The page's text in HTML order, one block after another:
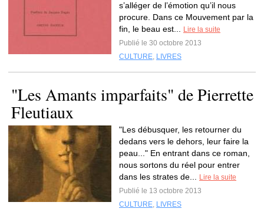
s’alléger de l’émotion qu’il nous
procure. Dans ce Mouvement par la
fin, le beau est...
Lire la suite
Publié le 30 octobre 2013
CULTURE, LIVRES
"Les Amants imparfaits" de Pierrette
Fleutiaux
"Les débusquer, les retourner du
dedans vers le dehors, leur faire la
peau..." En entrant dans ce roman,
nous sortons du réel pour entrer
dans les strates de...
Lire la suite
Publié le 13 octobre 2013
CULTURE, LIVRES